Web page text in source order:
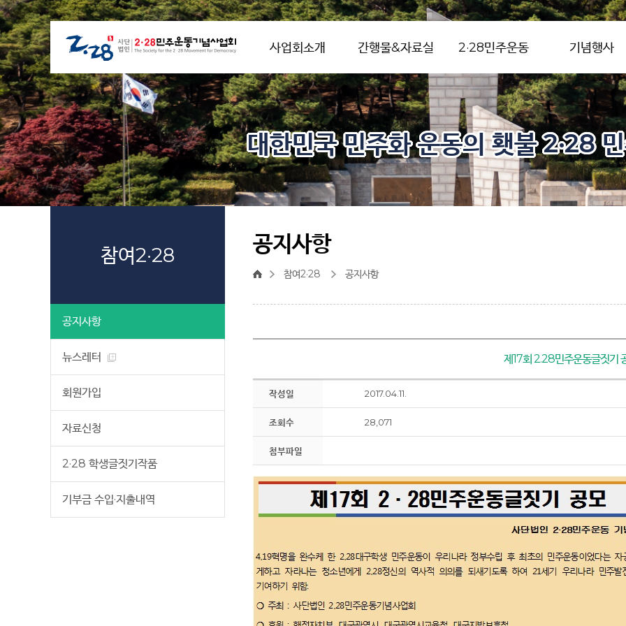
사업회소개 간행물&자료실 2·28민주운동 기념행사
대한민국 민주화 운동의 횃불 2·28
참여2·28
공지사항
뉴스레터
회원가입
자료신청
2·28 학생글짓기작품
기부금 수입·지출내역
공지사항
참여2·28 공지사항
제17회 2.28민주운동글짓기
작성일 2017.04.11.
조회수 28,071
첨부파일